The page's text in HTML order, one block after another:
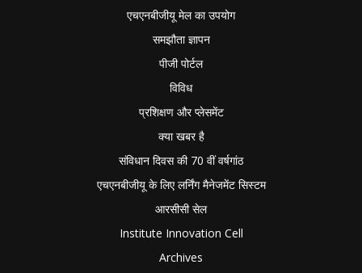
एचएनबीजीयू मेल का उपयोग
समझौता ज्ञापन
पीजी पोर्टल
विविध
प्रशिक्षण और प्लेसमेंट
क्या खबर है
संविधान दिवस की 70 वीं वर्षगांठ
एचएनबीजीयू के लिए लर्निंग मैनेजमेंट सिस्टम
आरसीसी सेल
Institute Innovation Cell
Archives